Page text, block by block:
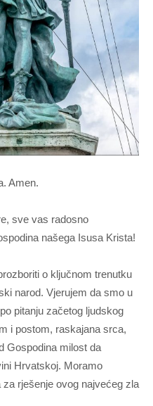
Amen.
sve vas radosno
našega Isusa Krista!
o ključnom trenutku
narod. Vjerujem da smo u
pitanju začetog ljudskog
i postom, raskajana srca,
Gospodina milost da
Hrvatskoj. Moramo
rješenje ovog najvećeg zla